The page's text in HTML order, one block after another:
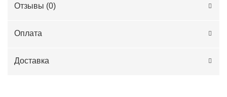
Отзывы (0)
Оплата
Доставка